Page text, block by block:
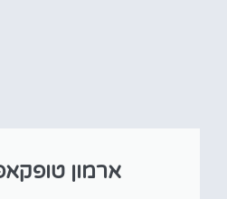
ארמון